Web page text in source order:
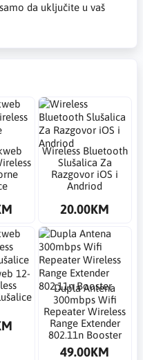
da uključite u vaš
Wireless Bluetooth
Slušalica Za
Razgovor iOS i
Andriod
20.00KM
12-
Dupla Antena
300mbps Wifi
Repeater Wireless
Range Extender
802.11n Booster
49.00KM